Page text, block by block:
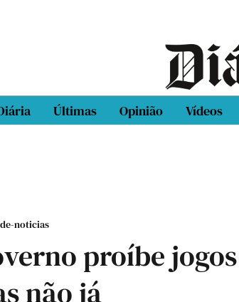
Últimas Opinião Vídeos
noticias
proíbe
não já